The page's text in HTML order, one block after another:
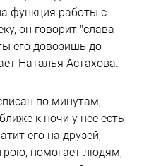
функция работы с
он говорит "слава
его довозишь до
Наталья Астахова.
по минутам,
к ночи у нее есть
его на друзей,
помогает людям,